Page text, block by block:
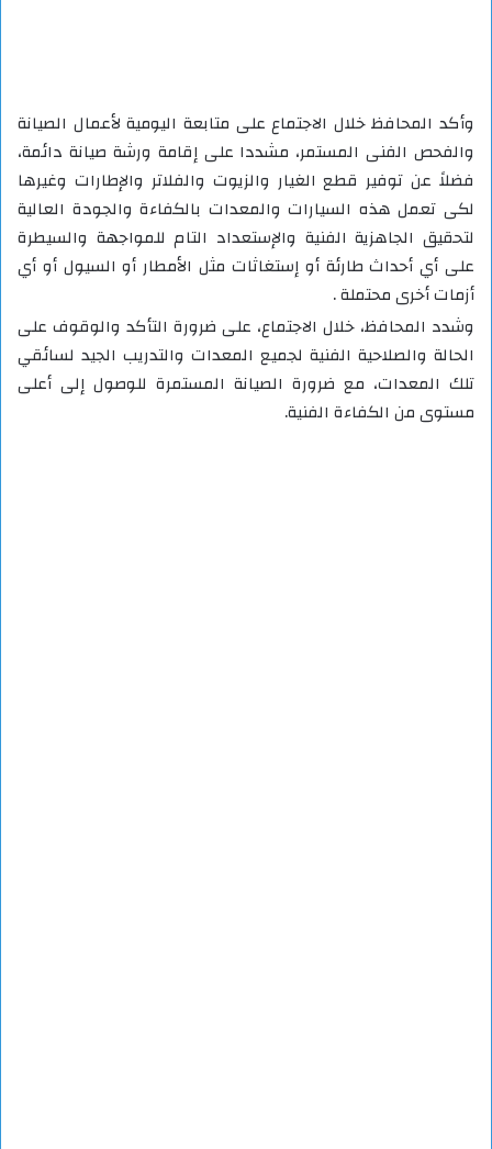
وأكد المحافظ خلال الاجتماع على متابعة اليومية لأعمال الصيانة
والفحص الفنى المستمر، مشددا على إقامة ورشة صيانة دائمة،
فضلاً عن توفير قطع الغيار والزيوت والفلاتر والإطارات وغيرها
لكى تعمل هذه السيارات والمعدات بالكفاءة والجودة العالية
لتحقيق الجاهزية الفنية والإستعداد التام للمواجهة والسيطرة
على أي أحداث طارئة أو إستغاثات مثل الأمطار أو السيول أو أي
أزمات أخرى محتملة .
وشدد المحافظ، خلال الاجتماع، على ضرورة التأكد والوقوف على
الحالة والصلاحية الفنية لجميع المعدات والتدريب الجيد لسائقي
تلك المعدات، مع ضرورة الصيانة المستمرة للوصول إلى أعلى
مستوى من الكفاءة الفنية.